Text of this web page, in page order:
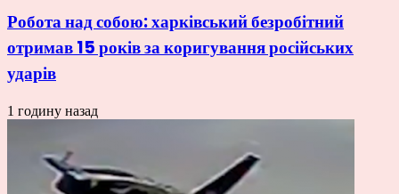
Робота над собою: харківський безробітний
отримав 15 років за коригування російських
ударів
1 годину назад